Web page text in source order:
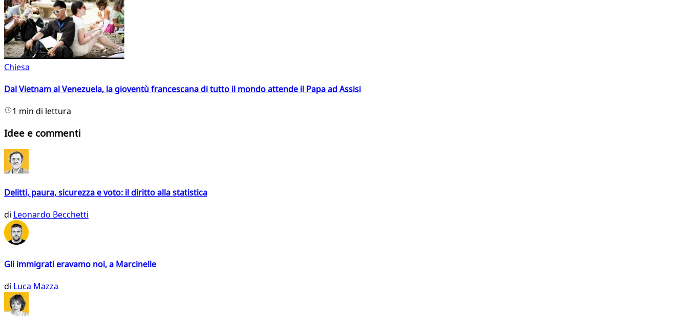
Chiesa
Dal Vietnam al Venezuela, la gioventù francescana di tutto il mondo attende il Papa ad Assisi
1 min di lettura
Idee e commenti
Delitti, paura, sicurezza e voto: il diritto alla statistica
di Leonardo Becchetti
Gli immigrati eravamo noi, a Marcinelle
di Luca Mazza